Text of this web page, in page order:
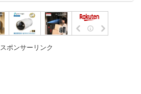
スポンサーリンク